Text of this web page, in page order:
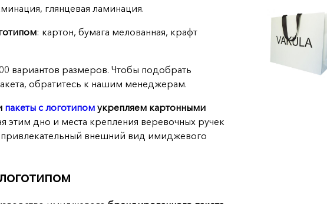
глянцевая ламинация.
: картон, бумага мелованная, крафт
вариантов размеров. Чтобы подобрать
обратитесь к нашим менеджерам.
пакеты с логотипомукрепляем картонными
этим дно и места крепления веревочных ручек
привлекательный внешний вид имиджевого